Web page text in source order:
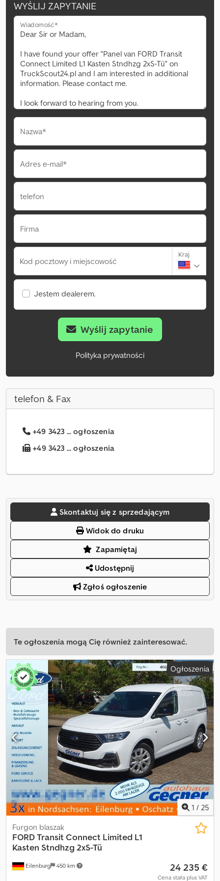
WYŚLIJ ZAPYTANIE
Wiadomość*
Nazwa*
Adres e-mail*
telefon
Firma
Kod pocztowy i miejscowość
Kraj
Jestem dealerem.
Wyślij zapytanie
Polityka prywatności
telefon & Fax
+49 3423 ... ogłoszenia
+49 3423 ... ogłoszenia
Skontaktuj się z sprzedającym
Widok do druku
Zapamiętaj
Udostępnij
Zgłoś ogłoszenie
Te ogłoszenia mogą Cię również zainteresować.
Ogłoszenia
1 / 25
Eilenburg 450 km
Furgon blaszak
FORDTransit Connect Limited L1
Kasten Stndhzg 2xS-Tü
24 235 €
Cena stała plus VAT